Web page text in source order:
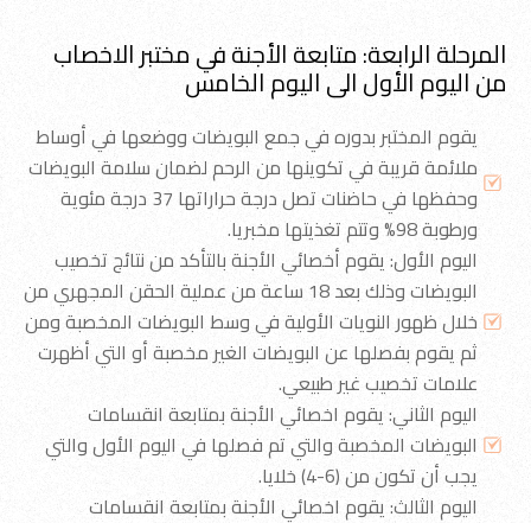
المرحلة الرابعة: متابعة الأجنة في مختبر الاخصاب
من اليوم الأول الى اليوم الخامس
يقوم المختبر بدوره في جمع البويضات ووضعها في أوساط
ملائمة قريبة في تكوينها من الرحم لضمان سلامة البويضات
وحفظها في حاضنات تصل درجة حراراتها 37 درجة مئوية
ورطوبة 98% وتتم تغذيتها مخبريا.
اليوم الأول: يقوم أخصائي الأجنة بالتأكد من نتائج تخصيب
البويضات وذلك بعد 18 ساعة من عملية الحقن المجهري من
خلال ظهور النويات الأولية في وسط البويضات المخصبة ومن
ثم يقوم بفصلها عن البويضات الغير مخصبة أو التي أظهرت
علامات تخصيب غير طبيعي.
اليوم الثاني: يقوم اخصائي الأجنة بمتابعة انقسامات
البويضات المخصبة والتي تم فصلها في اليوم الأول والتي
يجب أن تكون من (6-4) خلايا.
اليوم الثالث: يقوم اخصائي الأجنة بمتابعة انقسامات